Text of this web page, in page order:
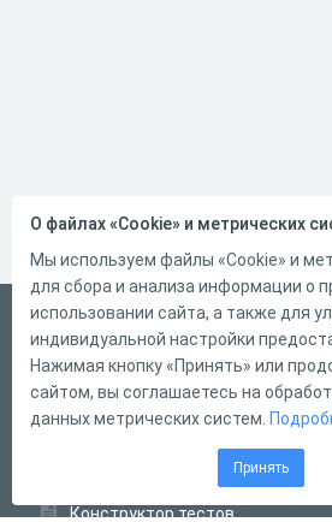
Русский
Справка
Форма обратной связи
Конструктор тестов
О файлах «Cookie» и метрических
Мы используем файлы «Cookie» и
для сбора и анализа информации о
использовании сайта, а также для
индивидуальной настройки
Нажимая кнопку «Принять» или
сайтом, вы соглашаетесь на
данных метрических систем.
Принять